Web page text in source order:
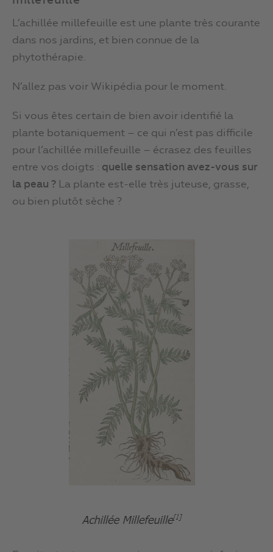
L’achillée millefeuille est une plante très courante
dans nos jardins, et bien connue de la
phytothérapie.
N’allez pas voir Wikipédia pour le moment.
Si vous êtes certain de bien avoir identifié la
plante botaniquement – ce qui n’est pas difficile
pour l’achillée millefeuille – écrasez des feuilles
entre vos doigts : quelle sensation avez-vous sur
la peau ? La plante est-elle très juteuse, grasse,
ou bien plutôt sèche ?